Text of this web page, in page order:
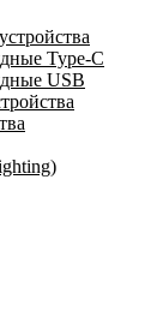
Type-C
USB